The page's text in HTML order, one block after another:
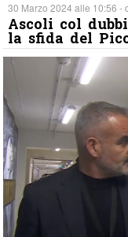
30 Marzo 2024 alle 10:56 -
Ascoli col
la sfida del